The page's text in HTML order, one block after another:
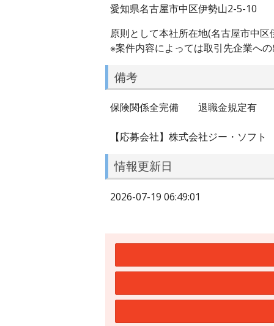
愛知県名古屋市中区伊勢山2-5-10
原則として本社所在地(名古屋市中
※案件内容によっては取引先企業へ
備考
保険関係全完備 退職金規定
【応募会社】株式会社ジー・ソフト
情報更新日
2026-07-19 06:49:01